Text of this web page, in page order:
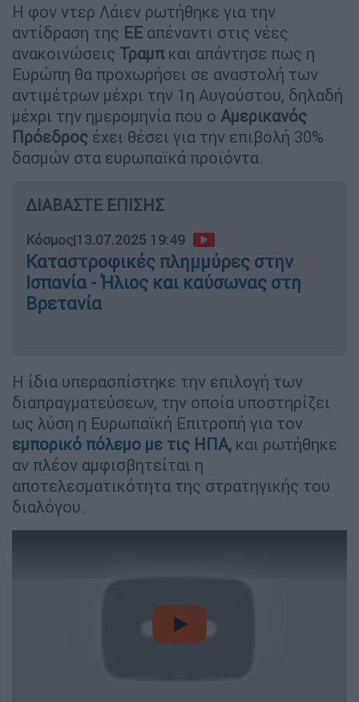
Η φον ντερ Λάιεν ρωτήθηκε για την
αντίδραση της ΕΕ απέναντι στις νέες
ανακοινώσεις Τραμπκαι απάντησε πως η
Ευρώπη θα προχωρήσει σε αναστολή των
αντιμέτρων μέχρι την 1η Αυγούστου, δηλαδή
μέχρι την ημερομηνία που ο Αμερικανός
Πρόεδρος έχει θέσει για την επιβολή 30%
δασμών στα ευρωπαϊκά προϊόντα.
ΔΙΑΒΑΣΤΕ ΕΠΙΣΗΣ
Κόσμος|13.07.2025 19:49
Καταστροφικές πλημμύρες στην
Ισπανία - Ήλιος και καύσωνας στη
Βρετανία
Η ίδια υπερασπίστηκε την επιλογή των
διαπραγματεύσεων, την οποία υποστηρίζει
ως λύση η Ευρωπαϊκή Επιτροπή για τον
εμπορικό πόλεμο με τις ΗΠΑ, και ρωτήθηκε
αν πλέον αμφισβητείται η
αποτελεσματικότητα της στρατηγικής του
διαλόγου.
video